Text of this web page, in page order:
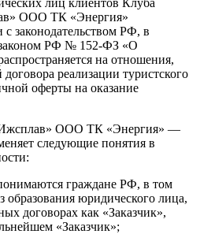
ООО ТК «Энергия»
с законодательством РФ, в
РФ № 152-ФЗ «О
на отношения,
реализации туристского
оферты на оказание
ООО ТК «Энергия» —
следующие понятия в
граждане РФ, в том
образования юридического лица,
договорах как «Заказчик»,
«Заказчик»;